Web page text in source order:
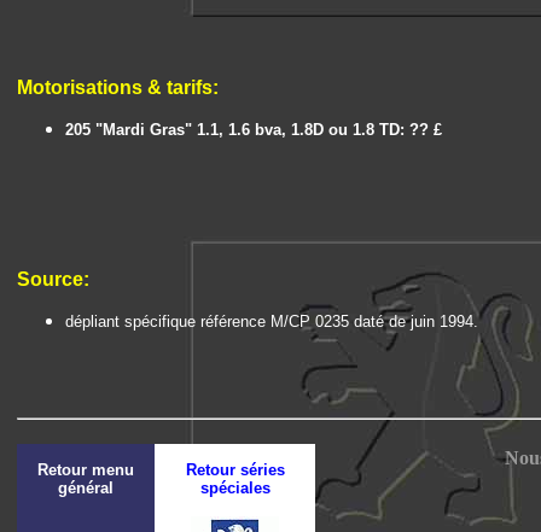
Motorisations & tarifs:
205 "Mardi Gras" 1.1, 1.6 bva, 1.8D ou 1.8 TD: ?? £
Source:
dépliant spécifique référence M/CP 0235 daté de juin 1994.
Retour menu
général
Retour séries
spéciales